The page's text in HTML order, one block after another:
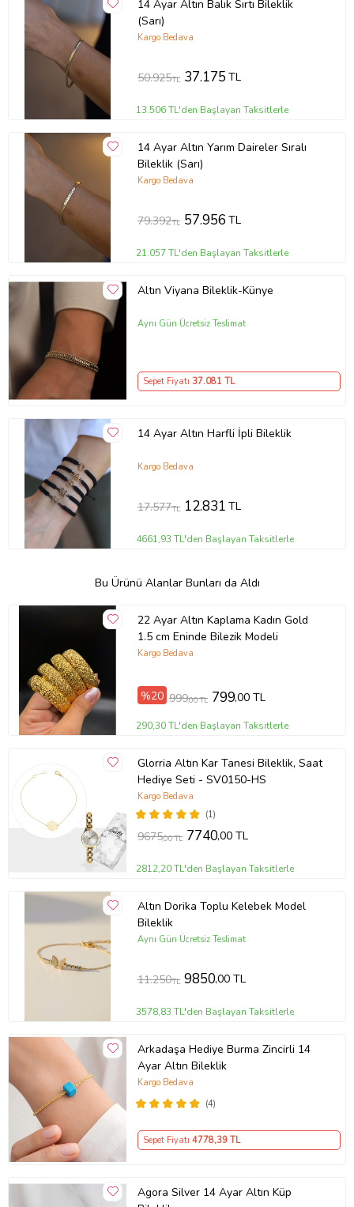
14 Ayar Altın Balık Sırtı Bileklik
(Sarı)
Kargo Bedava
50.925TL 37.175TL
13.506 TL'den Başlayan Taksitlerle
14 Ayar Altın Yarım Daireler Sıralı
Bileklik (Sarı)
Kargo Bedava
79.392TL 57.956TL
21.057 TL'den Başlayan Taksitlerle
Altın Viyana Bileklik-Künye
Aynı Gün Ücretsiz Teslimat
Sepet Fiyatı 37.081 TL
14 Ayar Altın Harfli İpli Bileklik
Kargo Bedava
17.577TL 12.831TL
4661,93 TL'den Başlayan Taksitlerle
Bu Ürünü Alanlar Bunları da Aldı
22 Ayar Altın Kaplama Kadın Gold
1.5 cm Eninde Bilezik Modeli
Kargo Bedava
%20 999,00 TL 799,00 TL
290,30 TL'den Başlayan Taksitlerle
Glorria Altın Kar Tanesi Bileklik, Saat
Hediye Seti - SV0150-HS
(1)
Kargo Bedava
9675,00 TL 7740,00 TL
2812,20 TL'den Başlayan Taksitlerle
Altın Dorika Toplu Kelebek Model
Bileklik
Aynı Gün Ücretsiz Teslimat
11.250TL 9850,00 TL
3578,83 TL'den Başlayan Taksitlerle
Arkadaşa Hediye Burma Zincirli 14
Ayar Altın Bileklik
(4)
Kargo Bedava
Sepet Fiyatı 4778,39 TL
Agora Silver 14 Ayar Altın Küp